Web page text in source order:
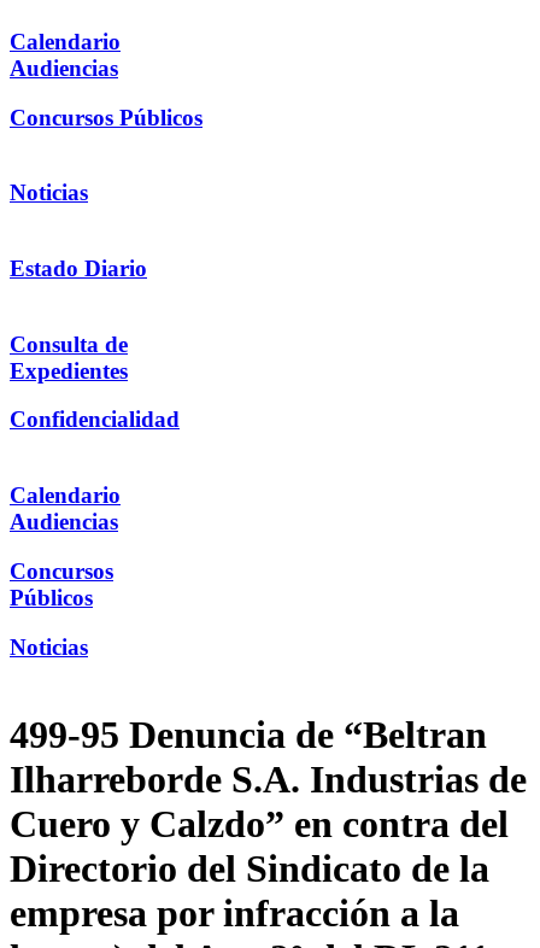
Calendario
Audiencias
Concursos Públicos
Noticias
Estado Diario
Consulta de
Expedientes
Confidencialidad
Calendario
Audiencias
Concursos
Públicos
Noticias
499-95 Denuncia de “Beltran
Ilharreborde S.A. Industrias de
Cuero y Calzdo” en contra del
Directorio del Sindicato de la
empresa por infracción a la